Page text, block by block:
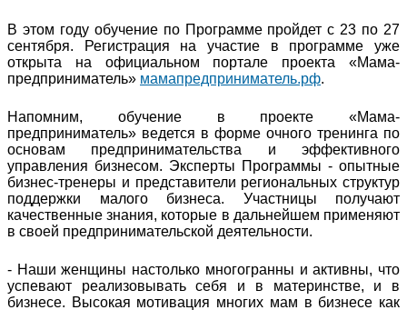
В этом году обучение по Программе пройдет с 23 по 27
сентября. Регистрация на участие в программе уже
открыта на официальном портале проекта «Мама-
предприниматель» мамапредприниматель.рф.
Напомним, обучение в проекте «Мама-
предприниматель» ведется в форме очного тренинга по
основам предпринимательства и эффективного
управления бизнесом. Эксперты Программы - опытные
бизнес-тренеры и представители региональных структур
поддержки малого бизнеса. Участницы получают
качественные знания, которые в дальнейшем применяют
в своей предпринимательской деятельности.
- Наши женщины настолько многогранны и активны, что
успевают реализовывать себя и в материнстве, и в
бизнесе. Высокая мотивация многих мам в бизнесе как